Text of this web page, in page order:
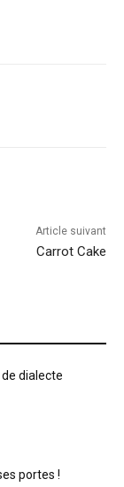
Article suivant
Carrot Cake
dialecte
portes !